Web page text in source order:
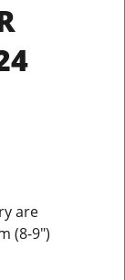
are
(8-9")